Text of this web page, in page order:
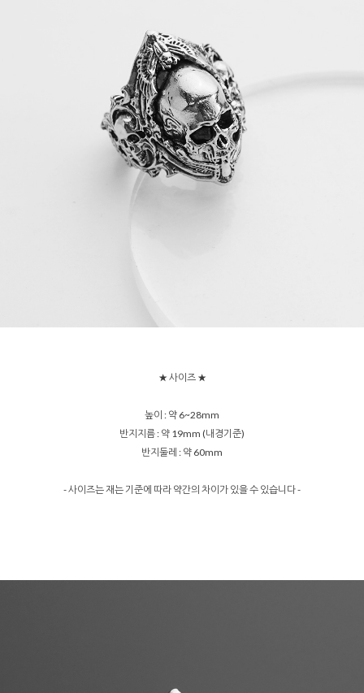
★ 사이즈 ★
높이 : 약 6~28mm
반지지름 : 약 19mm (내경기준)
반지둘레 : 약 60mm
- 사이즈는 재는 기준에 따라 약간의 차이가 있을 수 있습니다 -